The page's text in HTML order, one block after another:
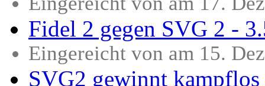
Fidel 2 gegen SVG 2 -
Eingereicht von am 15.
SVG2 gewinnt kampflos